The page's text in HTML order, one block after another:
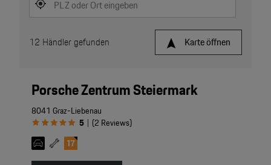
PLZ oder Ort eingeben
Karte öffnen
12 Händler gefunden
Porsche Zentrum Steiermark
8041 Graz-Liebenau
5 | (2 Reviews)